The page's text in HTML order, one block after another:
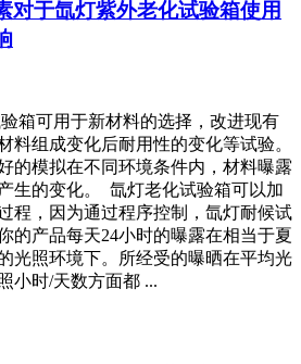
对于氙灯紫外老化试验箱使用
箱可用于新材料的选择，改进现有
料组成变化后耐用性的变化等试验。
的模拟在不同环境条件内，材料曝露
生的变化。 氙灯老化试验箱可以加
程，因为通过程序控制，氙灯耐候试
的产品每天24小时的曝露在相当于夏
光照环境下。所经受的曝晒在平均光
小时/天数方面都 ...